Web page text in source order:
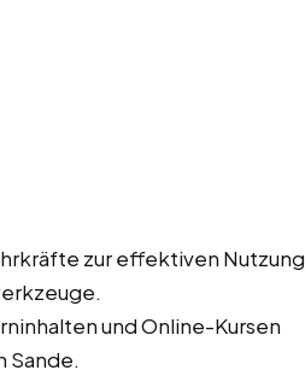
zur effektiven Nutzung
und Online-Kursen
Sande.